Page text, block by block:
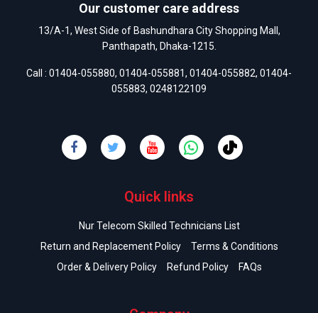
Our customer care address
13/A-1, West Side of Bashundhara City Shopping Mall,
Panthapath, Dhaka-1215.
Call : 01404-055880, 01404-055881, 01404-055882, 01404-
055883, 0248122109
Quick links
Nur Telecom Skilled Technicians List
Return and Replacement Policy
Terms & Conditions
Order & Delivery Policy
Refund Policy FAQs